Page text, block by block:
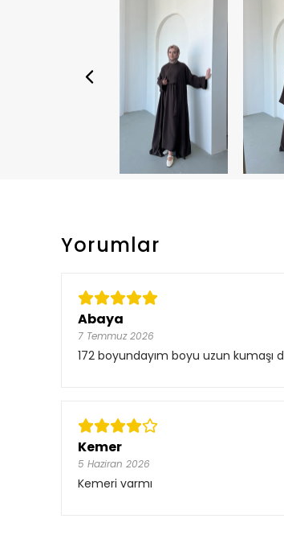
Yorumlar
Abaya
7 Temmuz 2026
172 boyundayım boyu uzun
Kemer
5 Haziran 2026
Kemeri varmı